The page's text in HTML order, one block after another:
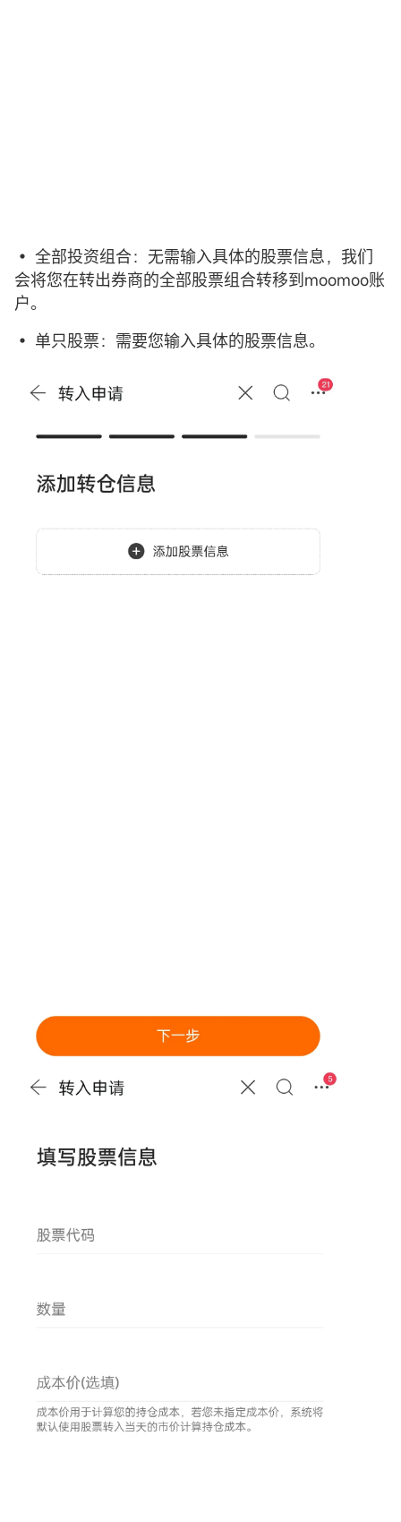
• 全部投资组合：无需输入具体的股票信息，我们
会将您在转出券商的全部股票组合转移到moomoo账
户。
• 单只股票：需要您输入具体的股票信息。